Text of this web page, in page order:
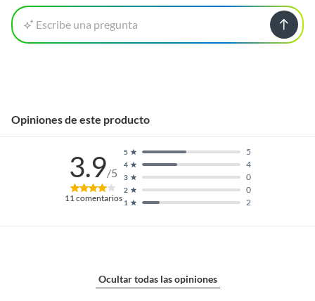
Escribe una pregunta
Opiniones de este producto
3.9/5
11comentarios 1 2
2 0
3 0
4 4
5 5
Ocultar todas las opiniones